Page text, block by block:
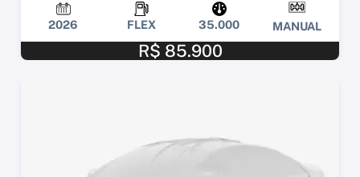
2026 FLEX 35.000 MANUAL
R$ 85.900